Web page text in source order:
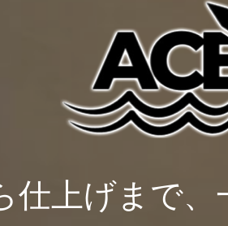
仕上げまで、